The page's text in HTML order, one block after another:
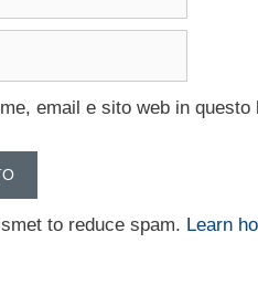
email e sito web in
to reduce spam. Learn